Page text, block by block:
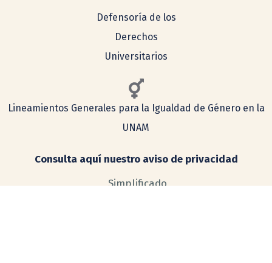
Defensoría de los
Derechos
Universitarios
Lineamientos Generales para la Igualdad de Género en la
UNAM
Consulta aquí nuestro aviso de privacidad
Simplificado